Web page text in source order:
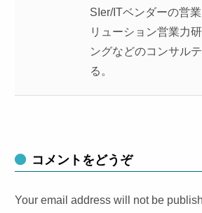
SIer/ITベンダーの営
リューション営業力
ングなどのコンサル
る。
コメントをどうぞ
Your email address will not be